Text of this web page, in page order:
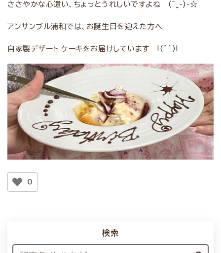
ささやかな心遣い、ちょっとうれしいですよね (^_-)-☆
アンサンブル浦和では、お誕生日を迎えた方へ
自家製デザート ケーキをお届けしています !(^^)!
0
検索